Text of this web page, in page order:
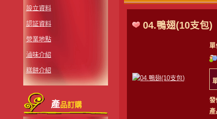
設立資料
認証資料
營業地點
滷味介紹
糕餅介紹
產品訂購
04.鴨翅(10支包)
單
發